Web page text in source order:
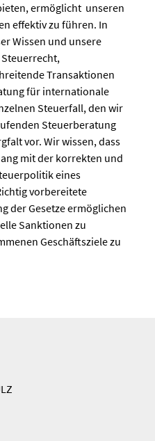
ermöglicht unseren
effektiv zu führen. In
Wissen und unsere
Transaktionen
für internationale
Steuerfall, den wir
Steuerberatung
vor. Wir wissen, dass
mit der korrekten und
eines
vorbereitete
der Gesetze ermöglichen
Sanktionen zu
Geschäftsziele zu